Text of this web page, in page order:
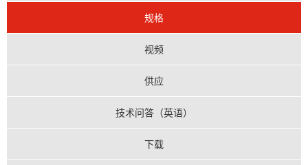
规格
视频
供应
技术问答（英语）
下载